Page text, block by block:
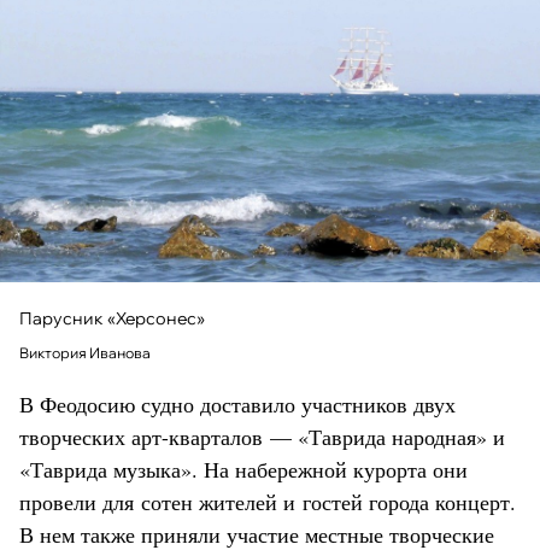
Парусник «Херсонес»
Виктория Иванова
В Феодосию судно доставило участников двух
творческих арт-кварталов — «Таврида народная» и
«Таврида музыка». На набережной курорта они
провели для сотен жителей и гостей города концерт.
В нем также приняли участие местные творческие